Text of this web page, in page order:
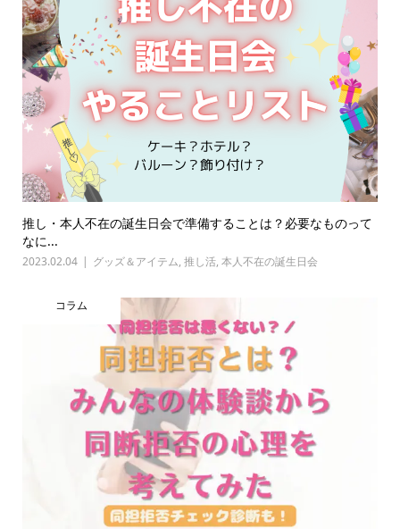
推し・本人不在の誕生日会で準備することは？必要なものって
なに...
2023.02.04 グッズ＆アイテム, 推し活, 本人不在の誕生日会
コラム